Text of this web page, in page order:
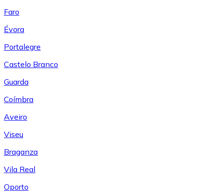
Faro
Évora
Portalegre
Castelo Branco
Guarda
Coímbra
Aveiro
Viseu
Braganza
Vila Real
Oporto